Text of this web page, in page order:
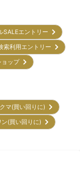
SALEエントリー
索利用エントリー
ョップ
マ(買い回りに)
ン(買い回りに)